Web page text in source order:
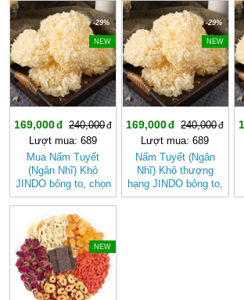
sức khỏe
-29%
NEW
169,000
240,000
Lượt mua: 689
Mua Nấm Tuyết
(Ngân Nhĩ) Khô
JINDO bông to, chọn
lọc tốt cho sức khỏe
-29%
NEW
169,000
240,000
Lượt mua: 689
Nấm Tuyết (Ngân
Nhĩ) Khô thượng
hạng JINDO bông to,
chọn lọc
-20%
NEW